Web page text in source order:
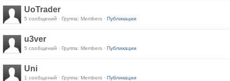
UoTrader
5 сообщений · Группа: Members · Публикации
u3ver
5 сообщений · Группа: Members · Публикации
Uni
1 сообщений · Группа: Members · Публикации